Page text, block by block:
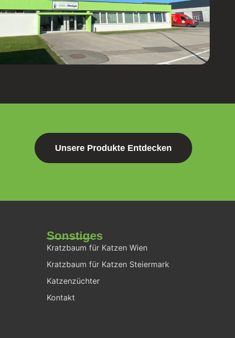
Unsere Produkte Entdecken
Sonstiges
Kratzbaum für Katzen Wien
Kratzbaum für Katzen Steiermark
Katzenzüchter
Kontakt